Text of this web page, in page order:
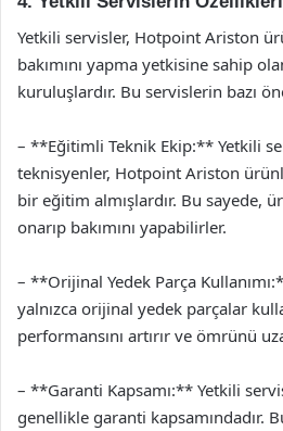
Yetkili servisler, Hotpoint Ariston
bakımını yapma yetkisine sahip
kuruluşlardır. Bu servislerin bazı
– **Eğitimli Teknik Ekip:** Yetkili
teknisyenler, Hotpoint Ariston
bir eğitim almışlardır. Bu sayede,
onarıp bakımını yapabilirler.
– **Orijinal Yedek Parça
yalnızca orijinal yedek parçalar
performansını artırır ve ömrünü
– **Garanti Kapsamı:** Yetkili
genellikle garanti kapsamındadır.